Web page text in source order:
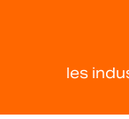
les